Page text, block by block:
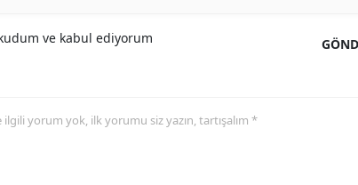
Kahramanmaraş
ve kabul ediyorum
yorum yok, ilk yorumu siz yazın, tartışalım *